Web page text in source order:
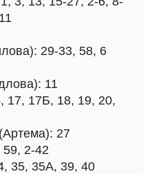
29-33, 58, 6
11
17, 17Б, 18, 19, 20,
27
2-42
35, 35А, 39, 40